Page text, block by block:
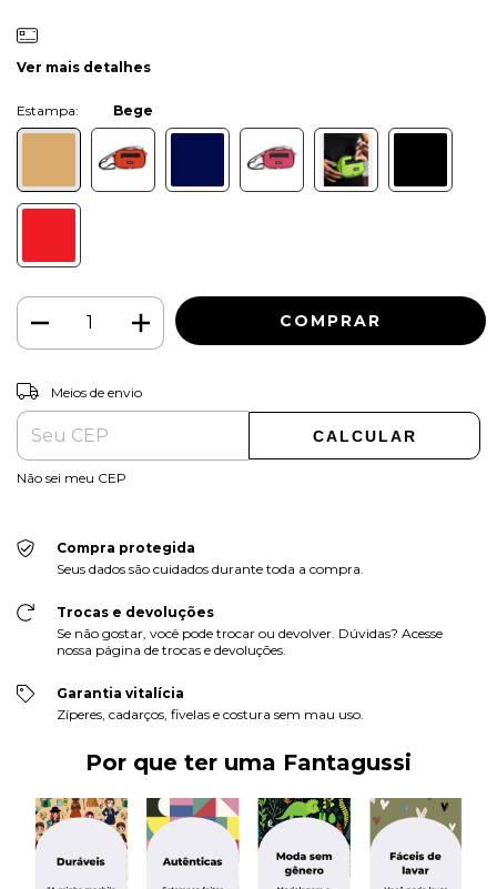
Ver mais detalhes
Bege
Entregas para o CEP:
Meios de envio
CALCULAR
Não sei meu CEP
Compra protegida
Seus dados são cuidados durante toda a compra.
Trocas e devoluções
Se não gostar, você pode trocar ou devolver. Dúvidas? Acesse
nossa página de trocas e devoluções.
Garantia vitalícia
Zíperes, cadarços, fivelas e costura sem mau uso.
Por que ter uma Fantagussi